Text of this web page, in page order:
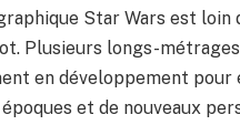
Star Wars est loin
Plusieurs longs-
en développement pour
et de nouveaux